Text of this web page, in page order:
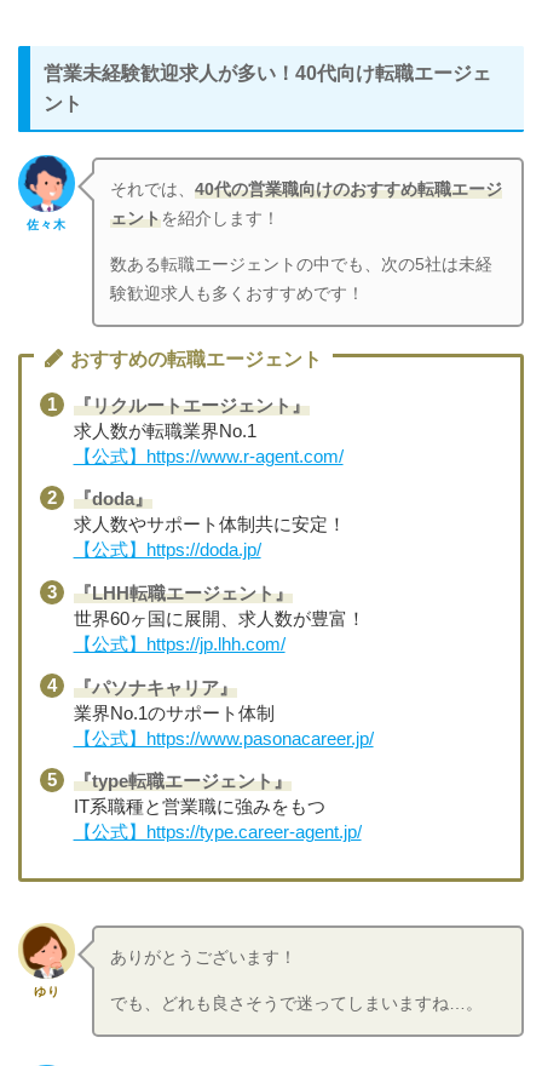
営業未経験歓迎求人が多い！40代向け転職エージェ
ント
佐々木
それでは、40代の営業職向けのおすすめ転職エージ
ェントを紹介します！
数ある転職エージェントの中でも、次の5社は未経
験歓迎求人も多くおすすめです！
おすすめの転職エージェント
『リクルートエージェント』
求人数が転職業界No.1
【公式】https://www.r-agent.com/
『doda』
求人数やサポート体制共に安定！
【公式】https://doda.jp/
『LHH転職エージェント』
世界60ヶ国に展開、求人数が豊富！
【公式】https://jp.lhh.com/
『パソナキャリア』
業界No.1のサポート体制
【公式】https://www.pasonacareer.jp/
『type転職エージェント』
IT系職種と営業職に強みをもつ
【公式】https://type.career-agent.jp/
ゆり
ありがとうございます！
でも、どれも良さそうで迷ってしまいますね…。